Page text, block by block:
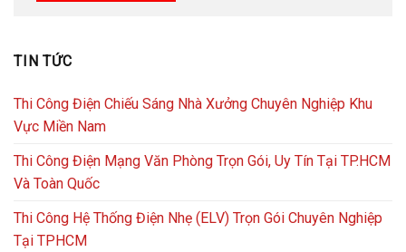
TIN TỨC
Thi Công Điện Chiếu Sáng Nhà Xưởng Chuyên Nghiệp Khu
Vực Miền Nam
Thi Công Điện Mạng Văn Phòng Trọn Gói, Uy Tín Tại TP.HCM
Và Toàn Quốc
Thi Công Hệ Thống Điện Nhẹ (ELV) Trọn Gói Chuyên Nghiệp
Tại TPHCM